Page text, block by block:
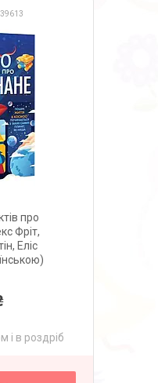
про
Фріт,
Еліс
і в роздріб